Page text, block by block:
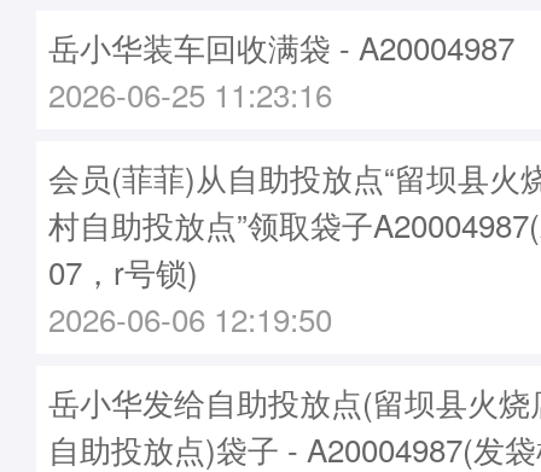
岳小华装车回收满袋 - A20004987
2026-06-25 11:23:16
会员(菲菲)从自助投放点“留坝县火
村自助投放点”领取袋子
07，r号锁)
2026-06-06 12:19:50
岳小华发给自助投放点(留坝县火
自助投放点)袋子 - A20004987(发